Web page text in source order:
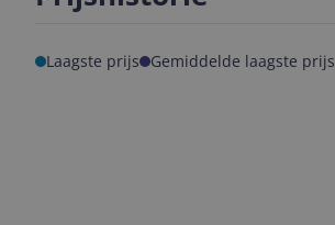
Laagste prijs Gemiddelde laagste prijs